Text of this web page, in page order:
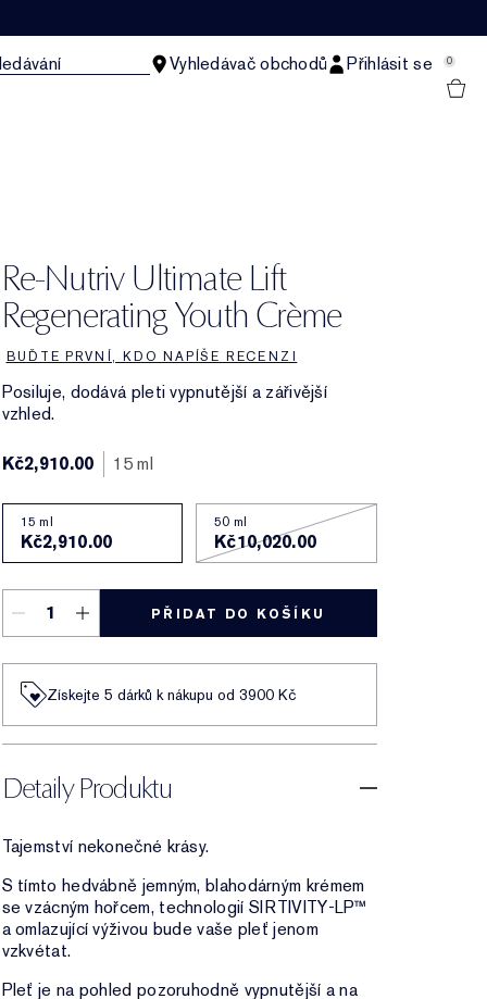
Vyhledávač obchodů Přihlásit se 0
Re-Nutriv Ultimate Lift
Regenerating Youth Crème
BUĎTE PRVNÍ, KDO NAPÍŠE RECENZI
Posiluje, dodává pleti vypnutější a zářivější
vzhled.
Kč2,910.00 15 ml
15 ml
Kč2,910.00
50 ml
Kč10,020.00
PŘIDAT DO KOŠÍKU
Získejte 5 dárků k nákupu od 3900 Kč
Detaily Produktu
Tajemství nekonečné krásy.
S tímto hedvábně jemným, blahodárným krémem
se vzácným hořcem, technologií SIRTIVITY-LP™
a omlazující výživou bude vaše pleť jenom
vzkvétat.
Pleť je na pohled pozoruhodně vypnutější a na